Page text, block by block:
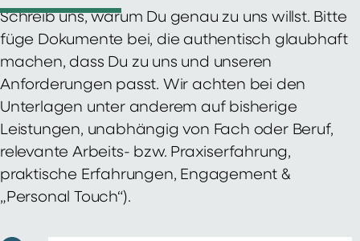
Schreib uns, warum Du genau zu uns willst. Bitte
füge Dokumente bei, die authentisch glaubhaft
machen, dass Du zu uns und unseren
Anforderungen passt. Wir achten bei den
Unterlagen unter anderem auf bisherige
Leistungen, unabhängig von Fach oder Beruf,
relevante Arbeits- bzw. Praxiserfahrung,
praktische Erfahrungen, Engagement &
„Personal Touch“).